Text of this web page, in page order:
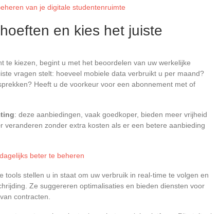
van je digitale studentenruimte
en kies het juiste
te kiezen, begint u met het beoordelen van uw werkelijke
vragen stelt: hoeveel mobiele data verbruikt u per maand?
Heeft u de voorkeur voor een abonnement met of
: deze aanbiedingen, vaak goedkoper, bieden meer vrijheid
veranderen zonder extra kosten als er een betere aanbieding
beter te beheren
tools stellen u in staat om uw verbruik in real-time te volgen en
Ze suggereren optimalisaties en bieden diensten voor
contracten.